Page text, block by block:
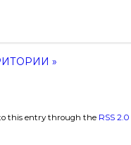
»
to this entry through the RSS 2.0